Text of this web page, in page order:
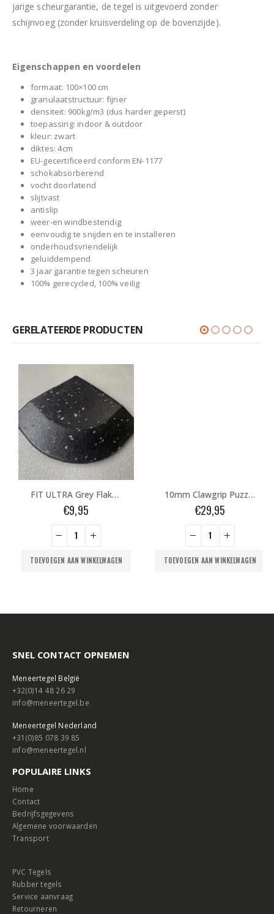
jarige scheurgarantie, de tegel is uitgevoerd zonder
schijnvoeg (zonder kruisverdeling op de bovenzijde).
Eigenschappen en voordelen
formaat: 100×100 cm
granulaatstructuur: fijner
densiteit: 900kg/m3 (dus harder geperst)
toepassing: indoor & outdoor
kleur: zwart
diktes: 4cm
EU-gecertificeerd conform EN-1177
schokabsorberend
vocht doorlatend
slijtvast
antislip
weer-en windbestendig
eenvoudig te snijden en te installeren
onderhoudsvriendelijk
geluiddempend
3 jaar garantie tegen scheuren
100% gerecycled, 100% veilig
GERELATEERDE PRODUCTEN
FIT ULTRA Grey Flakes CORNER – 20mm
9,95
TOEVOEGEN AAN WINKELWAGEN
10mm Clawgrip Puzzelmat
29,95
TOEVOEGEN AAN WINKELWAGEN
SNEL CONTACT OPNEMEN
Meneertegel België
+32(0)14 48 26 29
info@meneertegel.be
Meneertegel Nederland
+31(0)85 078 39 85
info@meneertegel.nl
POPULAIRE LINKS
Home
Contact
Bedrijfsgegevens
Algemene voorwaarden
Transport
PVC Tegels
Rubber tegels
Service aanvraag
Retourneren